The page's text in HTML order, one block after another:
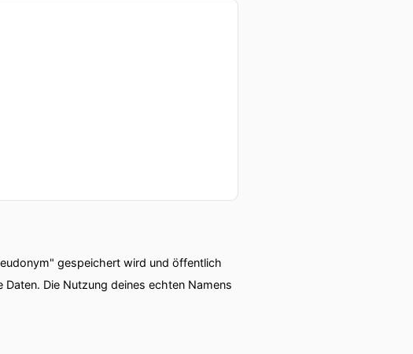
gespeichert wird und öffentlich
Die Nutzung deines echten Namens